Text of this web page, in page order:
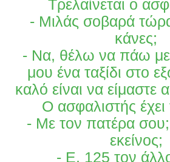
Τρελαίνεται ο
- Μιλάς σοβαρά
κάνες;
- Να, θέλω να πάω με
μου ένα ταξίδι στο
καλό είναι να είμαστε
Ο ασφαλιστής έχει
- Με τον πατέρα σου;
εκείνος;
- Ε, 125 τον